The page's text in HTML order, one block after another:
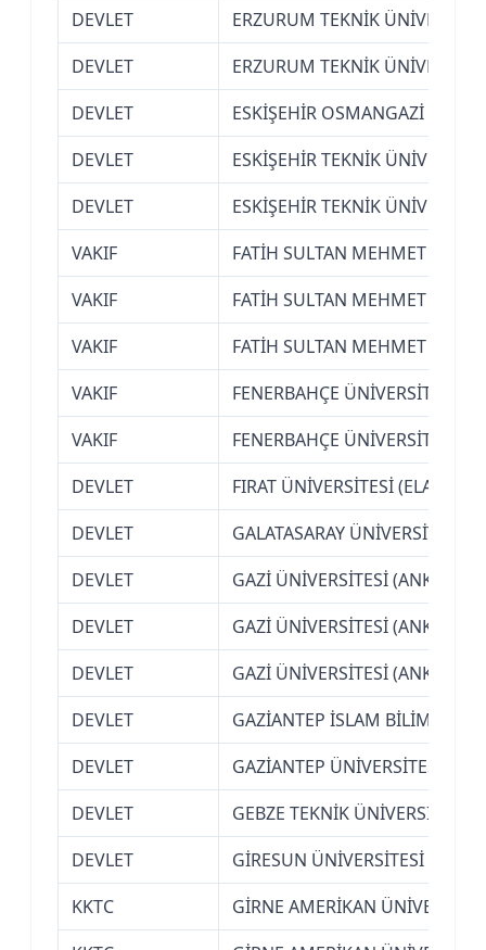
DEVLET
ERZURUM TEKNİK
DEVLET
ERZURUM TEKNİK
DEVLET
ESKİŞEHİR OSMANGAZİ
DEVLET
ESKİŞEHİR TEKNİK
DEVLET
ESKİŞEHİR TEKNİK
VAKIF
FATİH SULTAN MEHMET VAKIF
VAKIF
FATİH SULTAN MEHMET VAKIF
VAKIF
FATİH SULTAN MEHMET VAKIF
VAKIF
FENERBAHÇE ÜNİVERSİTESİ
VAKIF
FENERBAHÇE ÜNİVERSİTESİ
DEVLET
FIRAT ÜNİVERSİTESİ (ELAZIĞ)
DEVLET
GALATASARAY ÜNİVERSİTESİ
DEVLET
GAZİ ÜNİVERSİTESİ (ANKARA)
DEVLET
GAZİ ÜNİVERSİTESİ (ANKARA)
DEVLET
GAZİ ÜNİVERSİTESİ (ANKARA)
DEVLET
GAZİANTEP İSLAM BİLİM VE
DEVLET
GAZİANTEP ÜNİVERSİTESİ
DEVLET
GEBZE TEKNİK ÜNİVERSİTESİ
DEVLET
GİRESUN ÜNİVERSİTESİ
KKTC
GİRNE AMERİKAN